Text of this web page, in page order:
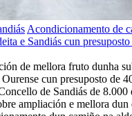
Acondicionamento de
e Sandiás cun
de mellora fruto dunha
cun presuposto de
de Sandiás de 8.000
ampliación e mellora dun